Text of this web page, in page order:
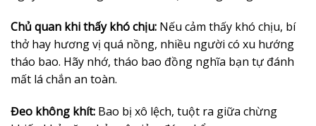
Chủ quan khi thấy khó chịu: Nếu cảm thấy khó chịu, bí
thở hay hương vị quá nồng, nhiều người có xu hướng
tháo bao. Hãy nhớ, tháo bao đồng nghĩa bạn tự đánh
mất lá chắn an toàn.
Đeo không khít: Bao bị xô lệch, tuột ra giữa chừng